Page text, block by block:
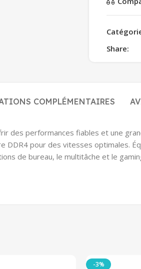
Share:
COMPLÉMENTAIRES
des performances fiables et une
pour des vitesses optimales.
de bureau, le multitâche et le
-3%